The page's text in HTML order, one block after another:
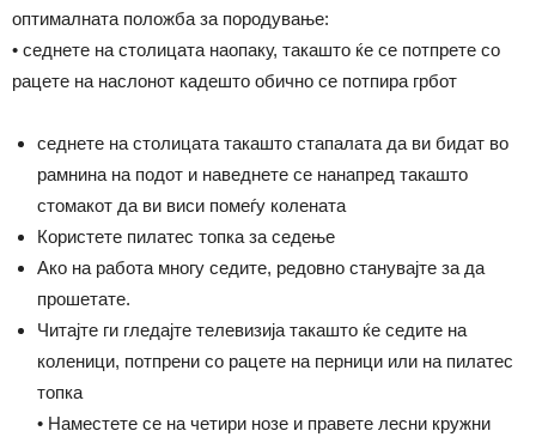
оптималната положба за породување:
• седнете на столицата наопаку, такашто ќе се потпрете со
рацете на наслонот кадешто обично се потпира грбот
седнете на столицата такашто стапалата да ви бидат во
рамнина на подот и наведнете се нанапред такашто
стомакот да ви виси помеѓу колената
Користете пилатес топка за седење
Ако на работа многу седите, редовно станувајте за да
прошетате.
Читајте ги гледајте телевизија такашто ќе седите на
коленици, потпрени со рацете на перници или на пилатес
топка
• Наместете се на четири нозе и правете лесни кружни